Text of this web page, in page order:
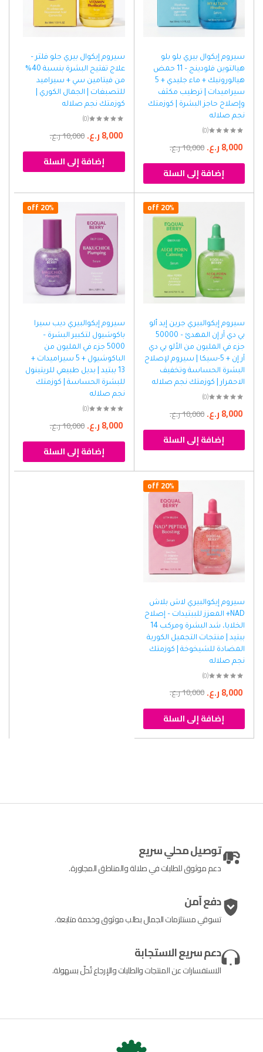
سيروم إيكوال بيري بلو بلو
هيالتوين فلودينج – 11 حمض
هيالورونيك + ماء جليدي + 5
سيراميدات | ترطيب مكثف
وإصلاح حاجز البشرة | كوزمتك
نجم صلاله
(0)
10,000ر.ع. 8,000ر.ع.
إضافة إلى السلة
سيروم إيكوال بيري جلو فلتر –
علاج تفتيح البشرة بنسبة 40%
من فيتامين سي + سيراميد
للتصبغات | الجمال الكوري |
كوزمتك نجم صلاله
(0)
10,000ر.ع. 8,000ر.ع.
إضافة إلى السلة
20% off
سيروم إيكوالبيري جرين إيد ألو
بي دي آر إن المهدئ – 50000
جزء في المليون من الألو بي دي
آر إن + 5-سيكا | سيروم لإصلاح
البشرة الحساسة وتخفيف
الاحمرار | كوزمتك نجم صلاله
(0)
10,000ر.ع. 8,000ر.ع.
إضافة إلى السلة
20% off
سيروم إيكوالبيري ديب سيرا
باكوشيول لتكبير البشرة –
5000 جزء في المليون من
الباكوشيول + 5 سيراميدات +
13 ببتيد | بديل طبيعي للريتينول
للبشرة الحساسة | كوزمتك
نجم صلاله
(0)
10,000ر.ع. 8,000ر.ع.
إضافة إلى السلة
20% off
سيروم إيكوالبيري لاش بلاش
NAD+ المعزز للببتيدات – إصلاح
الخلايا، شد البشرة ومركب 14
ببتيد | منتجات التجميل الكورية
المضادة للشيخوخة | كوزمتك
نجم صلاله
(0)
10,000ر.ع. 8,000ر.ع.
إضافة إلى السلة
توصيل محلي سريع
دعم موثوق للطلبات في صلالة والمناطق المجاورة.
دفع آمن
تسوقي مستلزمات الجمال بطلب موثوق وخدمة متابعة.
دعم سريع الاستجابة
الاستفسارات عن المنتجات والطلبات والإرجاع تُحلّ بسهولة.